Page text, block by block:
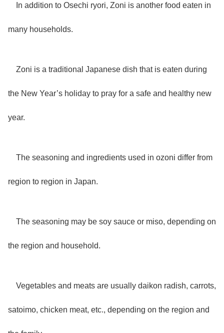
In addition to Osechi ryori, Zoni is another food eaten in
many households.
Zoni is a traditional Japanese dish that is eaten during
the New Year’s holiday to pray for a safe and healthy new
year.
The seasoning and ingredients used in ozoni differ from
region to region in Japan.
The seasoning may be soy sauce or miso, depending on
the region and household.
Vegetables and meats are usually daikon radish, carrots,
satoimo, chicken meat, etc., depending on the region and